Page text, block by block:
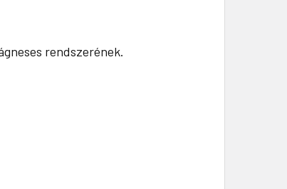
rendszerének.